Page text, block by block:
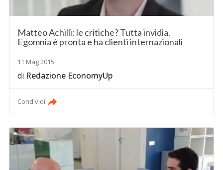
Matteo Achilli: le critiche? Tutta invidia.
Egomnia è pronta e ha clienti internazionali
11 Mag 2015
di Redazione EconomyUp
Condividi